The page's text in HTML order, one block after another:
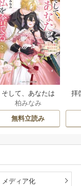
そして、あなたは
私を捨てる
柏みなみ
無料立読み
拝
メディア化